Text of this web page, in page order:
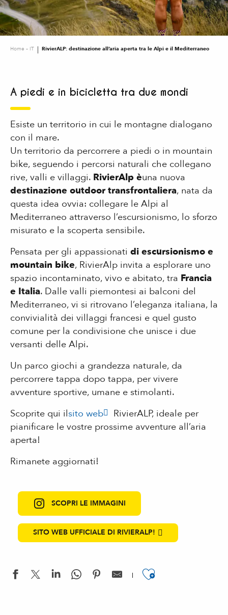
Home – IT RivierALP: destinazione all’aria aperta tra le Alpi e il Mediterraneo
A piedi e in bicicletta tra due mondi
Esiste un territorio in cui le montagne dialogano
con il mare.
Un territorio da percorrere a piedi o in mountain
bike, seguendo i percorsi naturali che collegano
rive, valli e villaggi. RivierAlp èuna nuova
destinazione outdoor transfrontaliera, nata da
questa idea ovvia: collegare le Alpi al
Mediterraneo attraverso l’escursionismo, lo sforzo
misurato e la scoperta sensibile.
Pensata per gli appassionati di escursionismo e
mountain bike, RivierAlp invita a esplorare uno
spazio incontaminato, vivo e abitato, tra Francia
e Italia. Dalle valli piemontesi ai balconi del
Mediterraneo, vi si ritrovano l’eleganza italiana, la
convivialità dei villaggi francesi e quel gusto
comune per la condivisione che unisce i due
versanti delle Alpi.
Un parco giochi a grandezza naturale, da
percorrere tappa dopo tappa, per vivere
avventure sportive, umane e stimolanti.
Scoprite qui ilsito web
RivierALP, ideale per
pianificare le vostre prossime avventure all’aria
aperta!
Rimanete aggiornati!
SCOPRI LE IMMAGINI
SITO WEB UFFICIALE DI RIVIERALP!
Ajouter